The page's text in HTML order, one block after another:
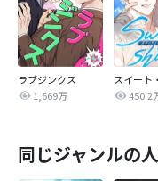
ラブジンクス
1,669万
450.2
同じジャンルの